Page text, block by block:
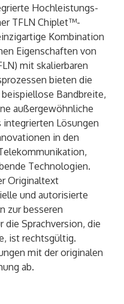
Hochleistungs-
TFLN Chiplet™-
Kombination
Eigenschaften von
mit skalierbaren
bieten die
Bandbreite,
außergewöhnliche
integrierten Lösungen
in den
Technologien.
Originaltext
und autorisierte
zur besseren
Sprachversion, die
ist rechtsgültig.
mit der originalen
ab.